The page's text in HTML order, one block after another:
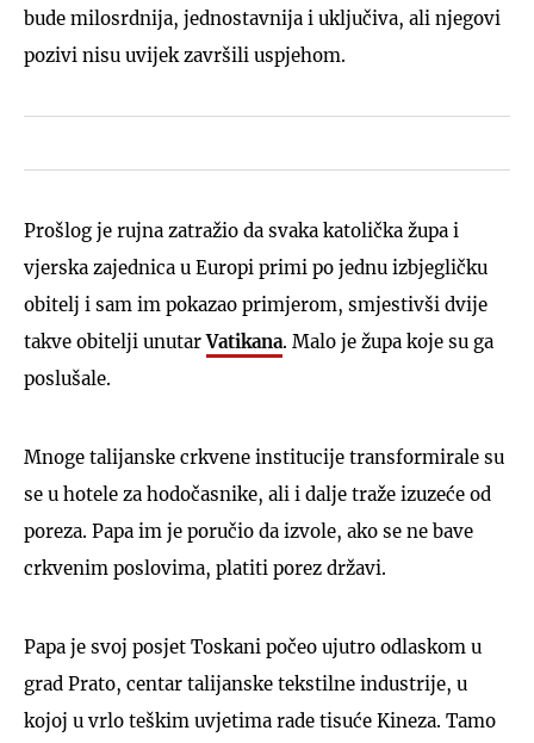
bude milosrdnija, jednostavnija i uključiva, ali njegovi
pozivi nisu uvijek završili uspjehom.
Prošlog je rujna zatražio da svaka katolička župa i
vjerska zajednica u Europi primi po jednu izbjegličku
obitelj i sam im pokazao primjerom, smjestivši dvije
takve obitelji unutarVatikana. Malo je župa koje su ga
poslušale.
Mnoge talijanske crkvene institucije transformirale su
se u hotele za hodočasnike, ali i dalje traže izuzeće od
poreza. Papa im je poručio da izvole, ako se ne bave
crkvenim poslovima, platiti porez državi.
Papa je svoj posjet Toskani počeo ujutro odlaskom u
grad Prato, centar talijanske tekstilne industrije, u
kojoj u vrlo teškim uvjetima rade tisuće Kineza. Tamo